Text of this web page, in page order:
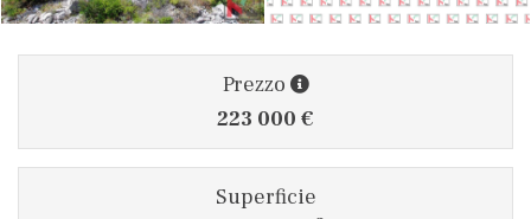
Prezzo
223 000 €
Superficie